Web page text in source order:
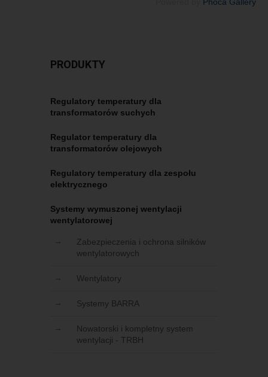
PRODUKTY
Regulatory temperatury dla
transformatorów suchych
Regulator temperatury dla
transformatorów olejowych
Regulatory temperatury dla zespołu
elektrycznego
Systemy wymuszonej wentylacji
wentylatorowej
Zabezpieczenia i ochrona silników
wentylatorowych
Wentylatory
Systemy BARRA
Nowatorski i kompletny system
wentylacji - TRBH